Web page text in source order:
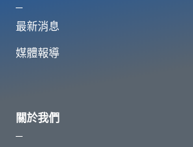
最新消息
媒體報導
關於我們